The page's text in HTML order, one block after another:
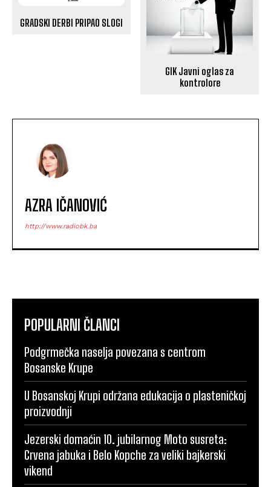
GRADSKI DERBI PRIPAO SLOGI
GIK Javni oglas za
kontrolore
AZRA IČANOVIĆ
http://www.radiobk.ba
POPULARNI ČLANCI
Podgrmečka naselja povezana s centrom
Bosanske Krupe
U Bosanskoj Krupi održana edukacija o plasteničkoj
proizvodnji
Jezerski domaćin 10. jubilarnog Moto susreta:
Crvena jabuka i Belo Kopche za veliki bajkerski
vikend